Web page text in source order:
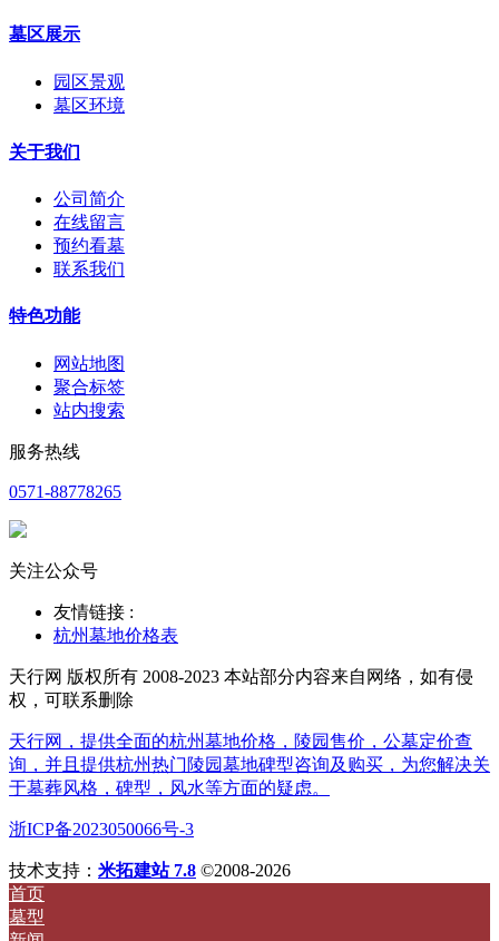
墓区展示
园区景观
墓区环境
关于我们
公司简介
在线留言
预约看墓
联系我们
特色功能
网站地图
聚合标签
站内搜索
服务热线
0571-88778265
关注公众号
友情链接 :
杭州墓地价格表
天行网 版权所有 2008-2023 本站部分内容来自网络，如有侵
权，可联系删除
天行网，提供全面的杭州墓地价格，陵园售价，公墓定价查
询，并且提供杭州热门陵园墓地碑型咨询及购买，为您解决关
于墓葬风格，碑型，风水等方面的疑虑。
浙ICP备2023050066号-3
技术支持： 米拓建站 7.8 ©2008-2026
首页
墓型